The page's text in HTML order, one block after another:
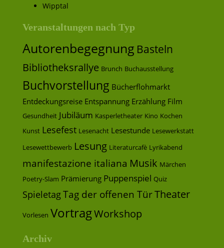
Wipptal
Veranstaltungen nach Typ
Autorenbegegnung Basteln
Bibliotheksrallye Brunch Buchausstellung
Buchvorstellung Bücherflohmarkt
Entdeckungsreise Entspannung Erzählung Film
Gesundheit Jubiläum Kasperletheater Kino Kochen
Kunst Lesefest Lesenacht Lesestunde Lesewerkstatt
Lesewettbewerb Lesung Literaturcafè Lyrikabend
manifestazione italiana Musik Märchen
Poetry-Slam Prämierung Puppenspiel Quiz
SpieletagTag der offenen TürTheater
Vorlesen VortragWorkshop
Archiv